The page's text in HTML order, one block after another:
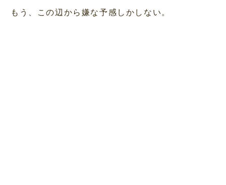
もう、この辺から嫌な予感しかしない。